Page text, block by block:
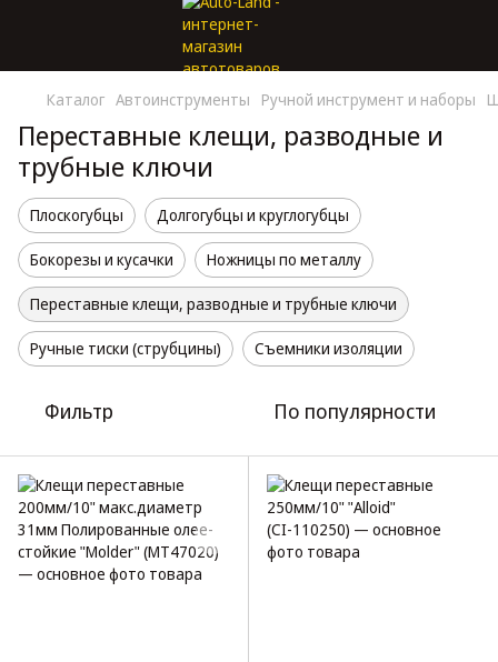
Каталог Автоинструменты Ручной инструмент и наборы
Переставные клещи, разводные и
трубные ключи
Плоскогубцы Долгогубцы и круглогубцы
Бокорезы и кусачки Ножницы по металлу
Переставные клещи, разводные и трубные ключи
Ручные тиски (струбцины) Съемники изоляции
Фильтр По популярности